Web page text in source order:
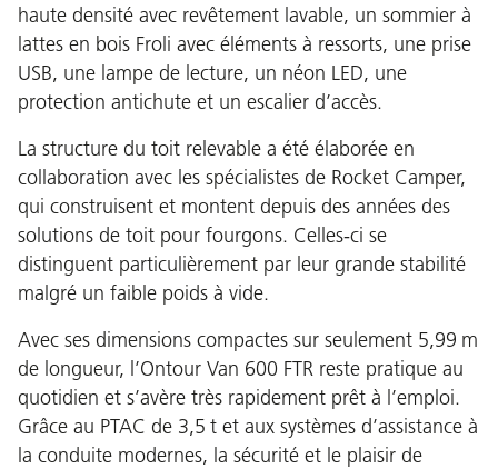
haute densité avec revêtement lavable, un sommier à
lattes en bois Froli avec éléments à ressorts, une prise
USB, une lampe de lecture, un néon LED, une
protection antichute et un escalier d’accès.
La structure du toit relevable a été élaborée en
collaboration avec les spécialistes de Rocket Camper,
qui construisent et montent depuis des années des
solutions de toit pour fourgons. Celles-ci se
distinguent particulièrement par leur grande stabilité
malgré un faible poids à vide.
Avec ses dimensions compactes sur seulement 5,99 m
de longueur, l’Ontour Van 600 FTR reste pratique au
quotidien et s’avère très rapidement prêt à l’emploi.
Grâce au PTAC de 3,5 t et aux systèmes d’assistance à
la conduite modernes, la sécurité et le plaisir de